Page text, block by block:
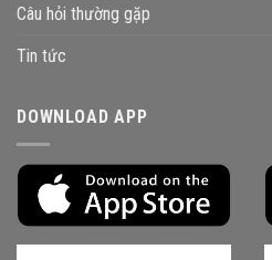
Câu hỏi thường gặp
Tin tức
DOWNLOAD APP